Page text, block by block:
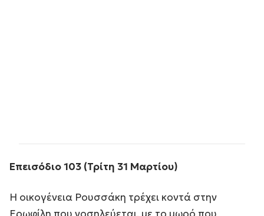
Επεισόδιο 103 (Τρίτη 31 Μαρτίου)
Η οικογένεια Ρουσσάκη τρέχει κοντά στην